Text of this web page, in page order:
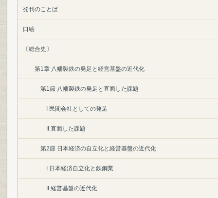
発刊のことば
口絵
〔総合史〕
第1章 八幡製鉄の発足と経営基盤の近代化
第1節 八幡製鉄の発足と直面した課題
I 民間会社としての発足
II 直面した課題
第2節 日本経済の自立化と経営基盤の近代化
I 日本経済自立化と鉄鋼業
II 経営基盤の近代化